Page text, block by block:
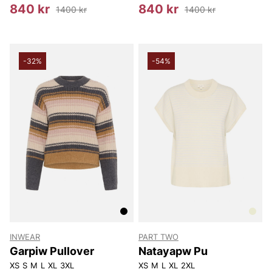
840 kr 1400 kr 840 kr 1400 kr
-32%
INWEAR
Garpiw Pullover
XS S M L XL 3XL
-54%
PART TWO
Natayapw Pu
XS M L XL 2XL